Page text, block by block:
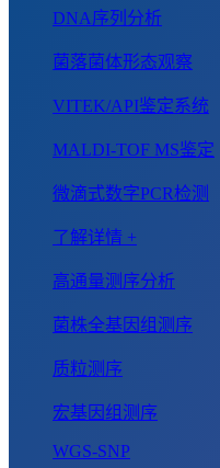
DNA序列分析
菌落菌体形态观察
VITEK/API鉴定系统
MALDI-TOF MS鉴定
微滴式数字PCR检测
了解详情 +
高通量测序分析
菌株全基因组测序
质粒测序
宏基因组测序
WGS-SNP